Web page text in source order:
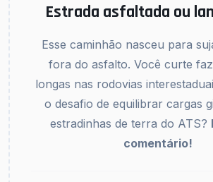
Estrada asfaltada ou
Esse caminhão nasceu para
fora do asfalto. Você curte
longas nas rodovias
o desafio de equilibrar cargas
estradinhas de terra do ATS?
comentário!